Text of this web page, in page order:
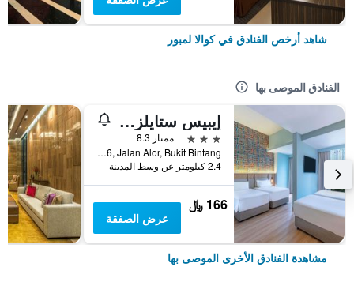
شاهد أرخص الفنادق في كوالا لمبور
الفنادق الموصى بها
إيبيس ستايلز كوالا لمبور بوكيت بينتانج
3 نجوم
ممتاز 8.3
No.16, Jalan Alor, Bukit Bintang, كوالا لمبور, ماليزيا
2.4 كيلومتر عن وسط المدينة
166 ﷼
عرض الصفقة
مشاهدة الفنادق الأخرى الموصى بها